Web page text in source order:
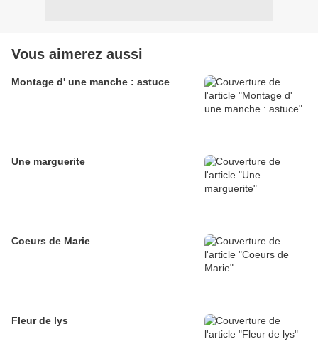
Vous aimerez aussi
Montage d' une manche : astuce
Une marguerite
Coeurs de Marie
Fleur de lys